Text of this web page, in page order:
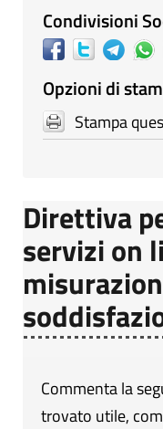
Condivisioni
Opzioni di
Stampa
Direttiva
servizi on
Commenta la
trovato utile,